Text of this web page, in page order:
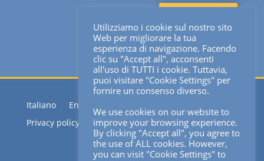
Italiano English
Privacy policy
Cookie-policy
Utilizziamo i cookie sul nostro sito
Web per migliorare la tua
esperienza di navigazione. Facendo
clic su "Accept all", acconsenti
all'uso di TUTTI i cookie. Tuttavia,
puoi visitare "Cookie Settings" per
fornire un consenso diverso.
We use cookies on our website to
improve your browsing experience.
By clicking "Accept all", you agree to
the use of ALL cookies. However,
you can visit "Cookie Settings" to